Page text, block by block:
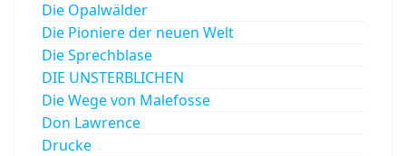
Die Opalwälder
Die Pioniere der neuen Welt
Die Sprechblase
DIE UNSTERBLICHEN
Die Wege von Malefosse
Don Lawrence
Drucke